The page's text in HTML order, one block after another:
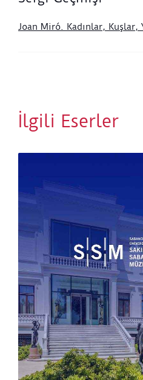
Joan Miró. Kadınlar, Kuşlar,
İlgili Eserler